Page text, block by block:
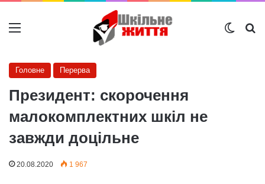
Меню
Головне Перерва
Президент: скорочення
малокомплектних шкіл не
завжди доцільне
20.08.2020 1 967